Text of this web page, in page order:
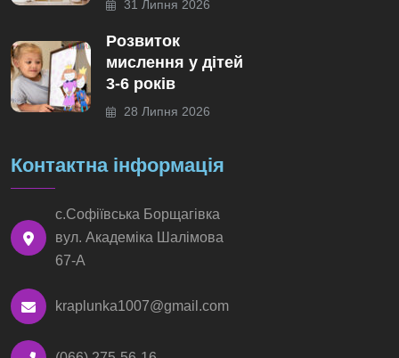
31 Липня 2026
Розвиток
мислення у дітей
3-6 років
28 Липня 2026
Контактна інформація
с.Софіївська Борщагівка
вул. Академіка Шалімова
67-А
kraplunka1007@gmail.com